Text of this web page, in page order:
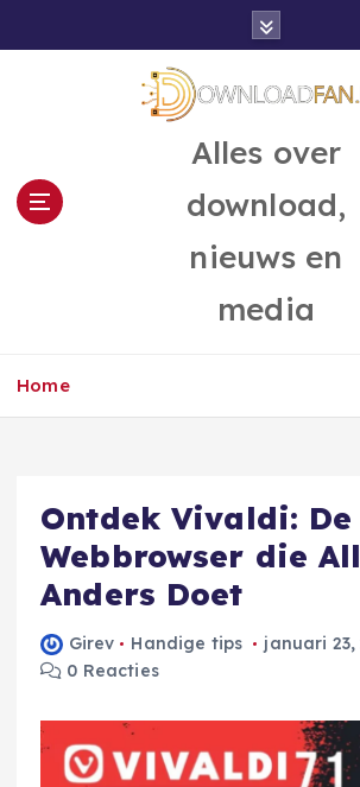
Alles over
download,
nieuws en
media
Home
Ontdek Vivaldi: De
Webbrowser die
Anders Doet
Girev Handige tips
januari 23,
0 Reacties